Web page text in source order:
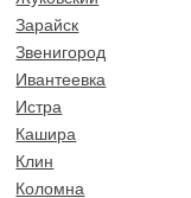
Зарайск
Звенигород
Ивантеевка
Истра
Кашира
Клин
Коломна